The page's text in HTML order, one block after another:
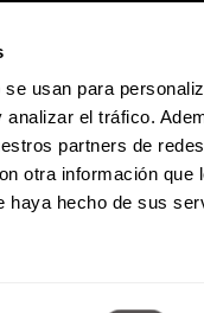
usan para
el tráfico.
partners de
otra información que
haya hecho de sus